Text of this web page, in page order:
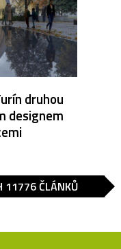
druhou
designem
11776 ČLÁNKŮ